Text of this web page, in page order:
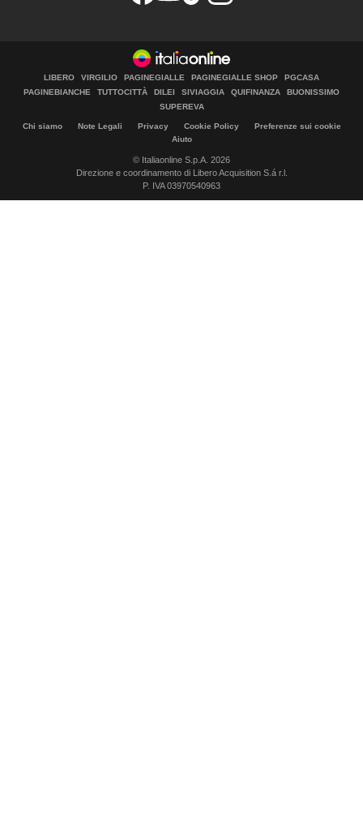
LIBERO VIRGILIO PAGINEGIALLE PAGINEGIALLE SHOP
PGCASA
PAGINEBIANCHE
TUTTOCITTÀ DILEI SIVIAGGIA QUIFINANZA
BUONISSIMO
SUPEREVA
Chi siamo Note Legali Privacy Cookie Policy
Preferenze sui cookie
Aiuto
© Italiaonline S.p.A. 2026
Direzione e coordinamento di Libero Acquisition S.á r.l.
P. IVA 03970540963